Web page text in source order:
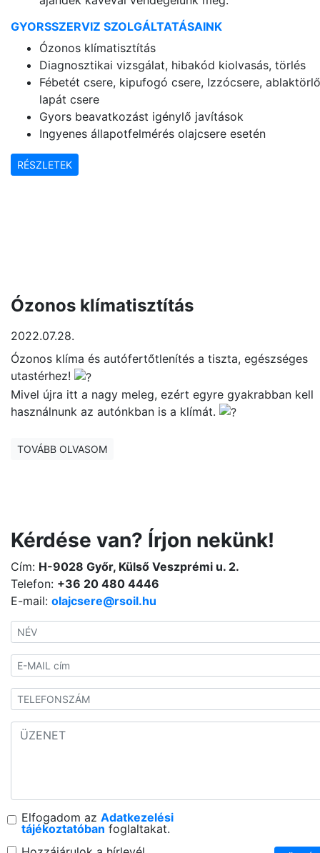
GYORSSZERVIZ SZOLGÁLTATÁSAINK
Ózonos klímatisztítás
Diagnosztikai vizsgálat, hibakód kiolvasás, törlés
Fébetét csere, kipufogó csere, Izzócsere, ablaktörlő
lapát csere
Gyors beavatkozást igénylő javítások
Ingyenes állapotfelmérés olajcsere esetén
RÉSZLETEK
Ózonos klímatisztítás
2022.07.28.
Ózonos klíma és autófertőtlenítés a tiszta, egészséges
utastérhez!
Mivel újra itt a nagy meleg, ezért egyre gyakrabban kell
használnunk az autónkban is a klímát.
TOVÁBB OLVASOM
Kérdése van? Írjon nekünk!
Cím: H-9028 Győr, Külső Veszprémi u. 2.
Telefon: +36 20 480 4446
E-mail: olajcsere@rsoil.hu
Elfogadom az Adatkezelési
tájékoztatóban foglaltakat.